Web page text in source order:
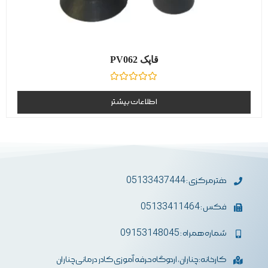
قاپک PV062
از
5
اطلاعات بیشتر
دفترمرکزی : 05133437444
فکس : 05133411464
شماره همراه : 09153148045
کارخانه: چناران، اردوگاه حرفه آموزی کادر درمانی چناران